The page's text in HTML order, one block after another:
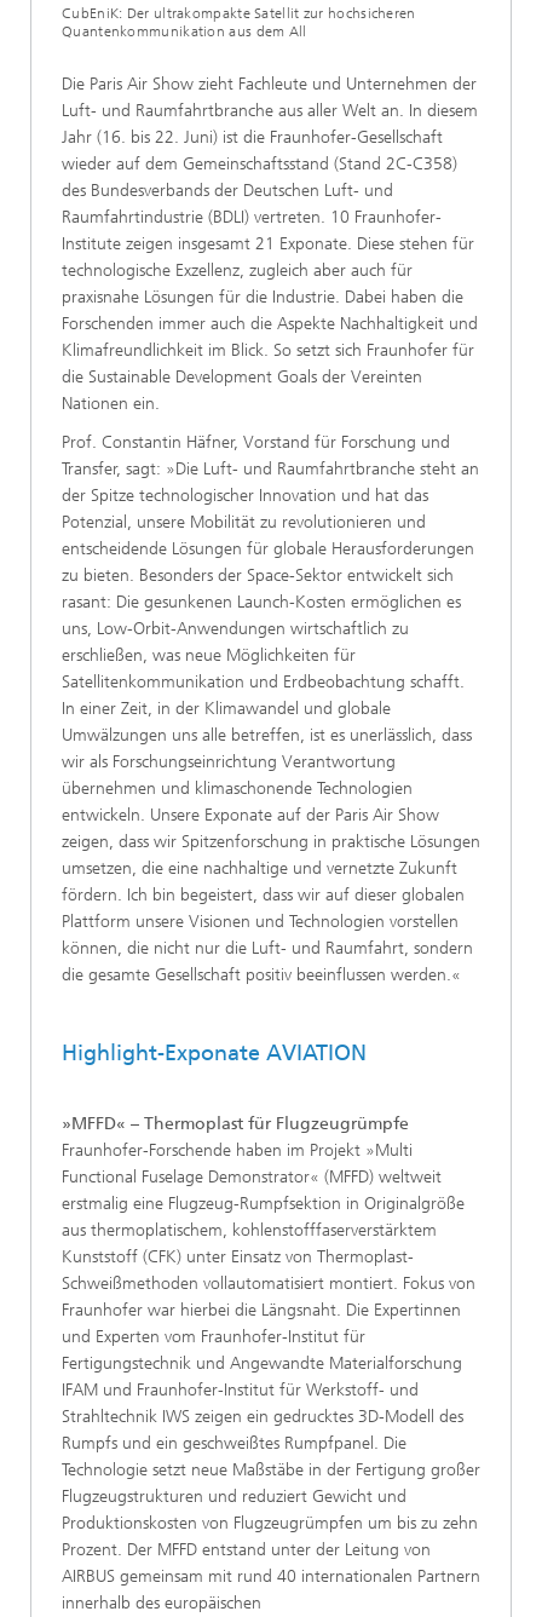
CubEniK: Der ultrakompakte Satellit zur hochsicheren
Quantenkommunikation aus dem All
Die Paris Air Show zieht Fachleute und Unternehmen der
Luft- und Raumfahrtbranche aus aller Welt an. In diesem
Jahr (16. bis 22. Juni) ist die Fraunhofer-Gesellschaft
wieder auf dem Gemeinschaftsstand (Stand 2C-C358)
des Bundesverbands der Deutschen Luft- und
Raumfahrtindustrie (BDLI) vertreten. 10 Fraunhofer-
Institute zeigen insgesamt 21 Exponate. Diese stehen für
technologische Exzellenz, zugleich aber auch für
praxisnahe Lösungen für die Industrie. Dabei haben die
Forschenden immer auch die Aspekte Nachhaltigkeit und
Klimafreundlichkeit im Blick. So setzt sich Fraunhofer für
die Sustainable Development Goals der Vereinten
Nationen ein.
Prof. Constantin Häfner, Vorstand für Forschung und
Transfer, sagt: »Die Luft- und Raumfahrtbranche steht an
der Spitze technologischer Innovation und hat das
Potenzial, unsere Mobilität zu revolutionieren und
entscheidende Lösungen für globale Herausforderungen
zu bieten. Besonders der Space-Sektor entwickelt sich
rasant: Die gesunkenen Launch-Kosten ermöglichen es
uns, Low-Orbit-Anwendungen wirtschaftlich zu
erschließen, was neue Möglichkeiten für
Satellitenkommunikation und Erdbeobachtung schafft.
In einer Zeit, in der Klimawandel und globale
Umwälzungen uns alle betreffen, ist es unerlässlich, dass
wir als Forschungseinrichtung Verantwortung
übernehmen und klimaschonende Technologien
entwickeln. Unsere Exponate auf der Paris Air Show
zeigen, dass wir Spitzenforschung in praktische Lösungen
umsetzen, die eine nachhaltige und vernetzte Zukunft
fördern. Ich bin begeistert, dass wir auf dieser globalen
Plattform unsere Visionen und Technologien vorstellen
können, die nicht nur die Luft- und Raumfahrt, sondern
die gesamte Gesellschaft positiv beeinflussen werden.«
Highlight-Exponate AVIATION
»MFFD« – Thermoplast für Flugzeugrümpfe
Fraunhofer-Forschende haben im Projekt »Multi
Functional Fuselage Demonstrator« (MFFD) weltweit
erstmalig eine Flugzeug-Rumpfsektion in Originalgröße
aus thermoplatischem, kohlenstofffaserverstärktem
Kunststoff (CFK) unter Einsatz von Thermoplast-
Schweißmethoden vollautomatisiert montiert. Fokus von
Fraunhofer war hierbei die Längsnaht. Die Expertinnen
und Experten vom Fraunhofer-Institut für
Fertigungstechnik und Angewandte Materialforschung
IFAM und Fraunhofer-Institut für Werkstoff- und
Strahltechnik IWS zeigen ein gedrucktes 3D-Modell des
Rumpfs und ein geschweißtes Rumpfpanel. Die
Technologie setzt neue Maßstäbe in der Fertigung großer
Flugzeugstrukturen und reduziert Gewicht und
Produktionskosten von Flugzeugrümpfen um bis zu zehn
Prozent. Der MFFD entstand unter der Leitung von
AIRBUS gemeinsam mit rund 40 internationalen Partnern
innerhalb des europäischen